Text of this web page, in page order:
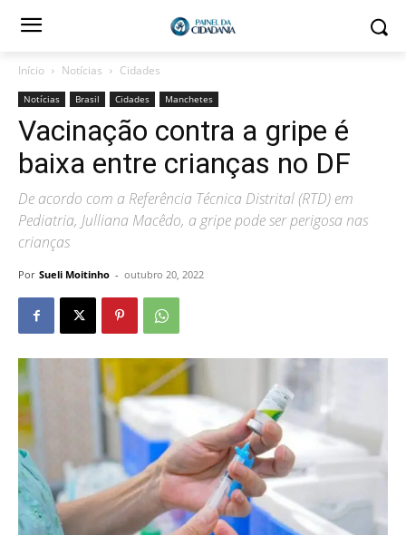
Início Notícias Cidades
Notícias Brasil Cidades Manchetes
Vacinação contra a gripe é
baixa entre crianças no DF
De acordo com a Referência Técnica Distrital (RTD) em
Pediatria, Julliana Macêdo, a gripe pode ser perigosa nas
crianças
Por Sueli Moitinho - outubro 20, 2022